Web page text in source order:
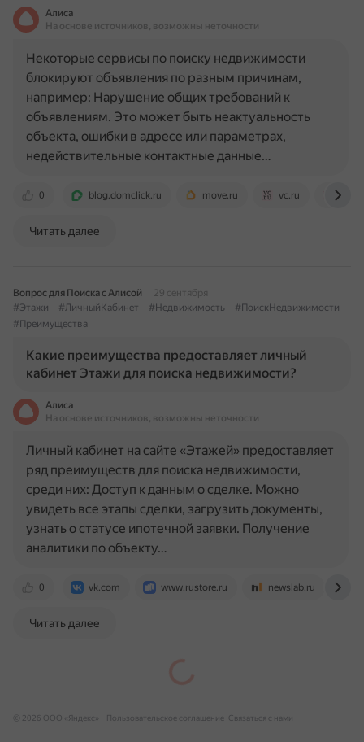
Алиса
На основе источников, возможны неточности
0 blog.domclick.ru move.ru vc.ru
Некоторые сервисы по поиску недвижимости
блокируют объявления по разным причинам,
например: Нарушение общих требований к
объявлениям. Это может быть неактуальность
объекта, ошибки в адресе или параметрах,
недействительные контактные данные…
Читать далее
Вопрос для Поиска с Алисой
29 сентября
#Этажи
#ЛичныйКабинет #Недвижимость
#ПоискНедвижимости
#Преимущества
Какие преимущества предоставляет личный
кабинет Этажи для поиска недвижимости?
Алиса
На основе источников, возможны неточности
0 vk.com www.rustore.ru newslab.ru
Личный кабинет на сайте «Этажей» предоставляет
ряд преимуществ для поиска недвижимости,
среди них: Доступ к данным о сделке. Можно
увидеть все этапы сделки, загрузить документы,
узнать о статусе ипотечной заявки. Получение
аналитики по объекту…
Читать далее
© 2026 ООО «Яндекс» Пользовательское соглашение Связаться с нами